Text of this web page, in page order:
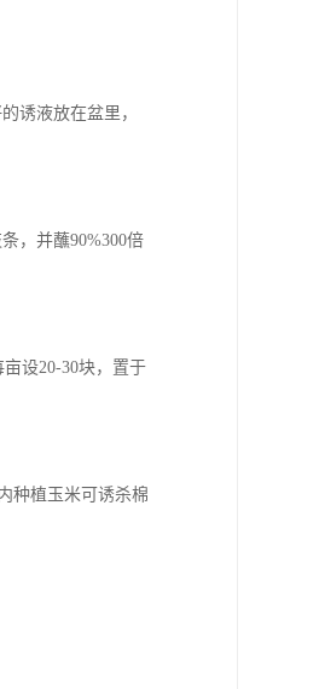
诱液放在盆里，
，并蘸90%300倍
设20-30块，置于
种植玉米可诱杀棉